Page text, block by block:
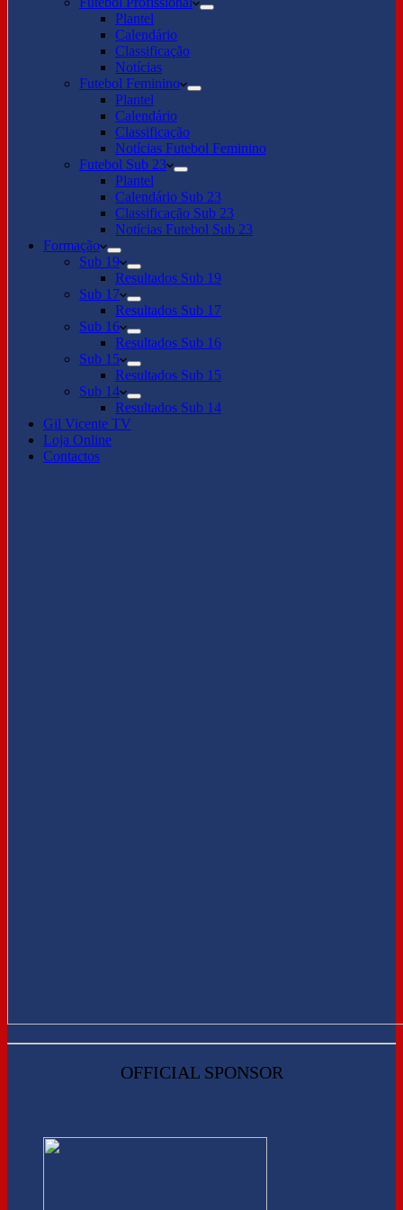
Plantel
Calendário
Classificação
Notícias
Futebol Feminino
Plantel
Calendário
Classificação
Notícias Futebol Feminino
Futebol Sub 23
Plantel
Calendário Sub 23
Classificação Sub 23
Notícias Futebol Sub 23
Formação
Sub 19
Resultados Sub 19
Sub 17
Resultados Sub 17
Sub 16
Resultados Sub 16
Sub 15
Resultados Sub 15
Sub 14
Resultados Sub 14
Gil Vicente TV
Loja Online
Contactos
OFFICIAL SPONSOR